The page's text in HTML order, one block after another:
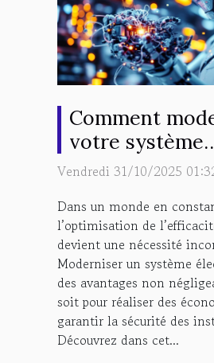
Comment
votre système
électrique pour
Vendredi 31/10/2025
Dans un monde en
l’optimisation de
devient une nécessité
Moderniser un système
des avantages non
soit pour réaliser des
garantir la sécurité des
Découvrez dans cet...